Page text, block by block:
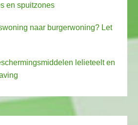
en spuitzones
naar burgerwoning? Let
lelieteelt en